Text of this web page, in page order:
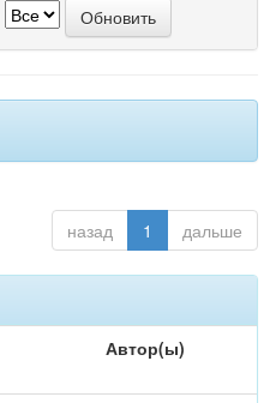
назад 1 дальше
Автор(ы)